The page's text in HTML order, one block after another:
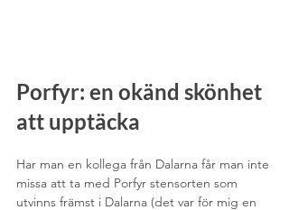
Porfyr: en okänd skönhet
att upptäcka
Har man en kollega från Dalarna får man inte
missa att ta med Porfyr stensorten som
utvinns främst i Dalarna (det var för mig en